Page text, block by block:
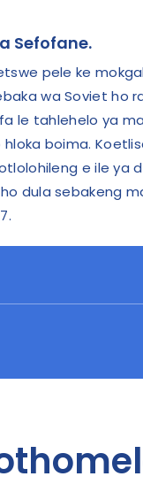
Sefofane.
pele ke
wa Soviet ho
le tahlehelo ya
boima.
e ile ya
dula sebakeng